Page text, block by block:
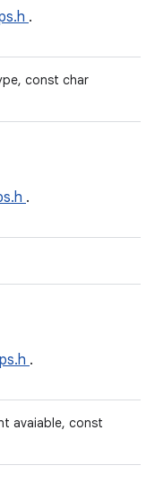
.
const char
.
.
avaiable, const